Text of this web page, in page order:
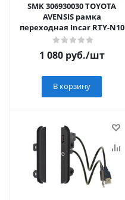
SMK 306930030 TOYOTA
AVENSIS рамка
переходная Incar RTY-N10
1 080руб./шт
В корзину